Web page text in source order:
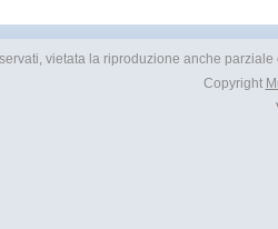
vietata la riproduzione anche
Copyright